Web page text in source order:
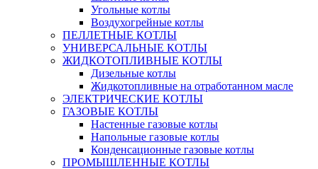
Угольные котлы
Воздухогрейные котлы
ПЕЛЛЕТНЫЕ КОТЛЫ
УНИВЕРСАЛЬНЫЕ КОТЛЫ
ЖИДКОТОПЛИВНЫЕ КОТЛЫ
Дизельные котлы
Жидкотопливные на отработанном масле
ЭЛЕКТРИЧЕСКИЕ КОТЛЫ
ГАЗОВЫЕ КОТЛЫ
Настенные газовые котлы
Напольные газовые котлы
Конденсационные газовые котлы
ПРОМЫШЛЕННЫЕ КОТЛЫ